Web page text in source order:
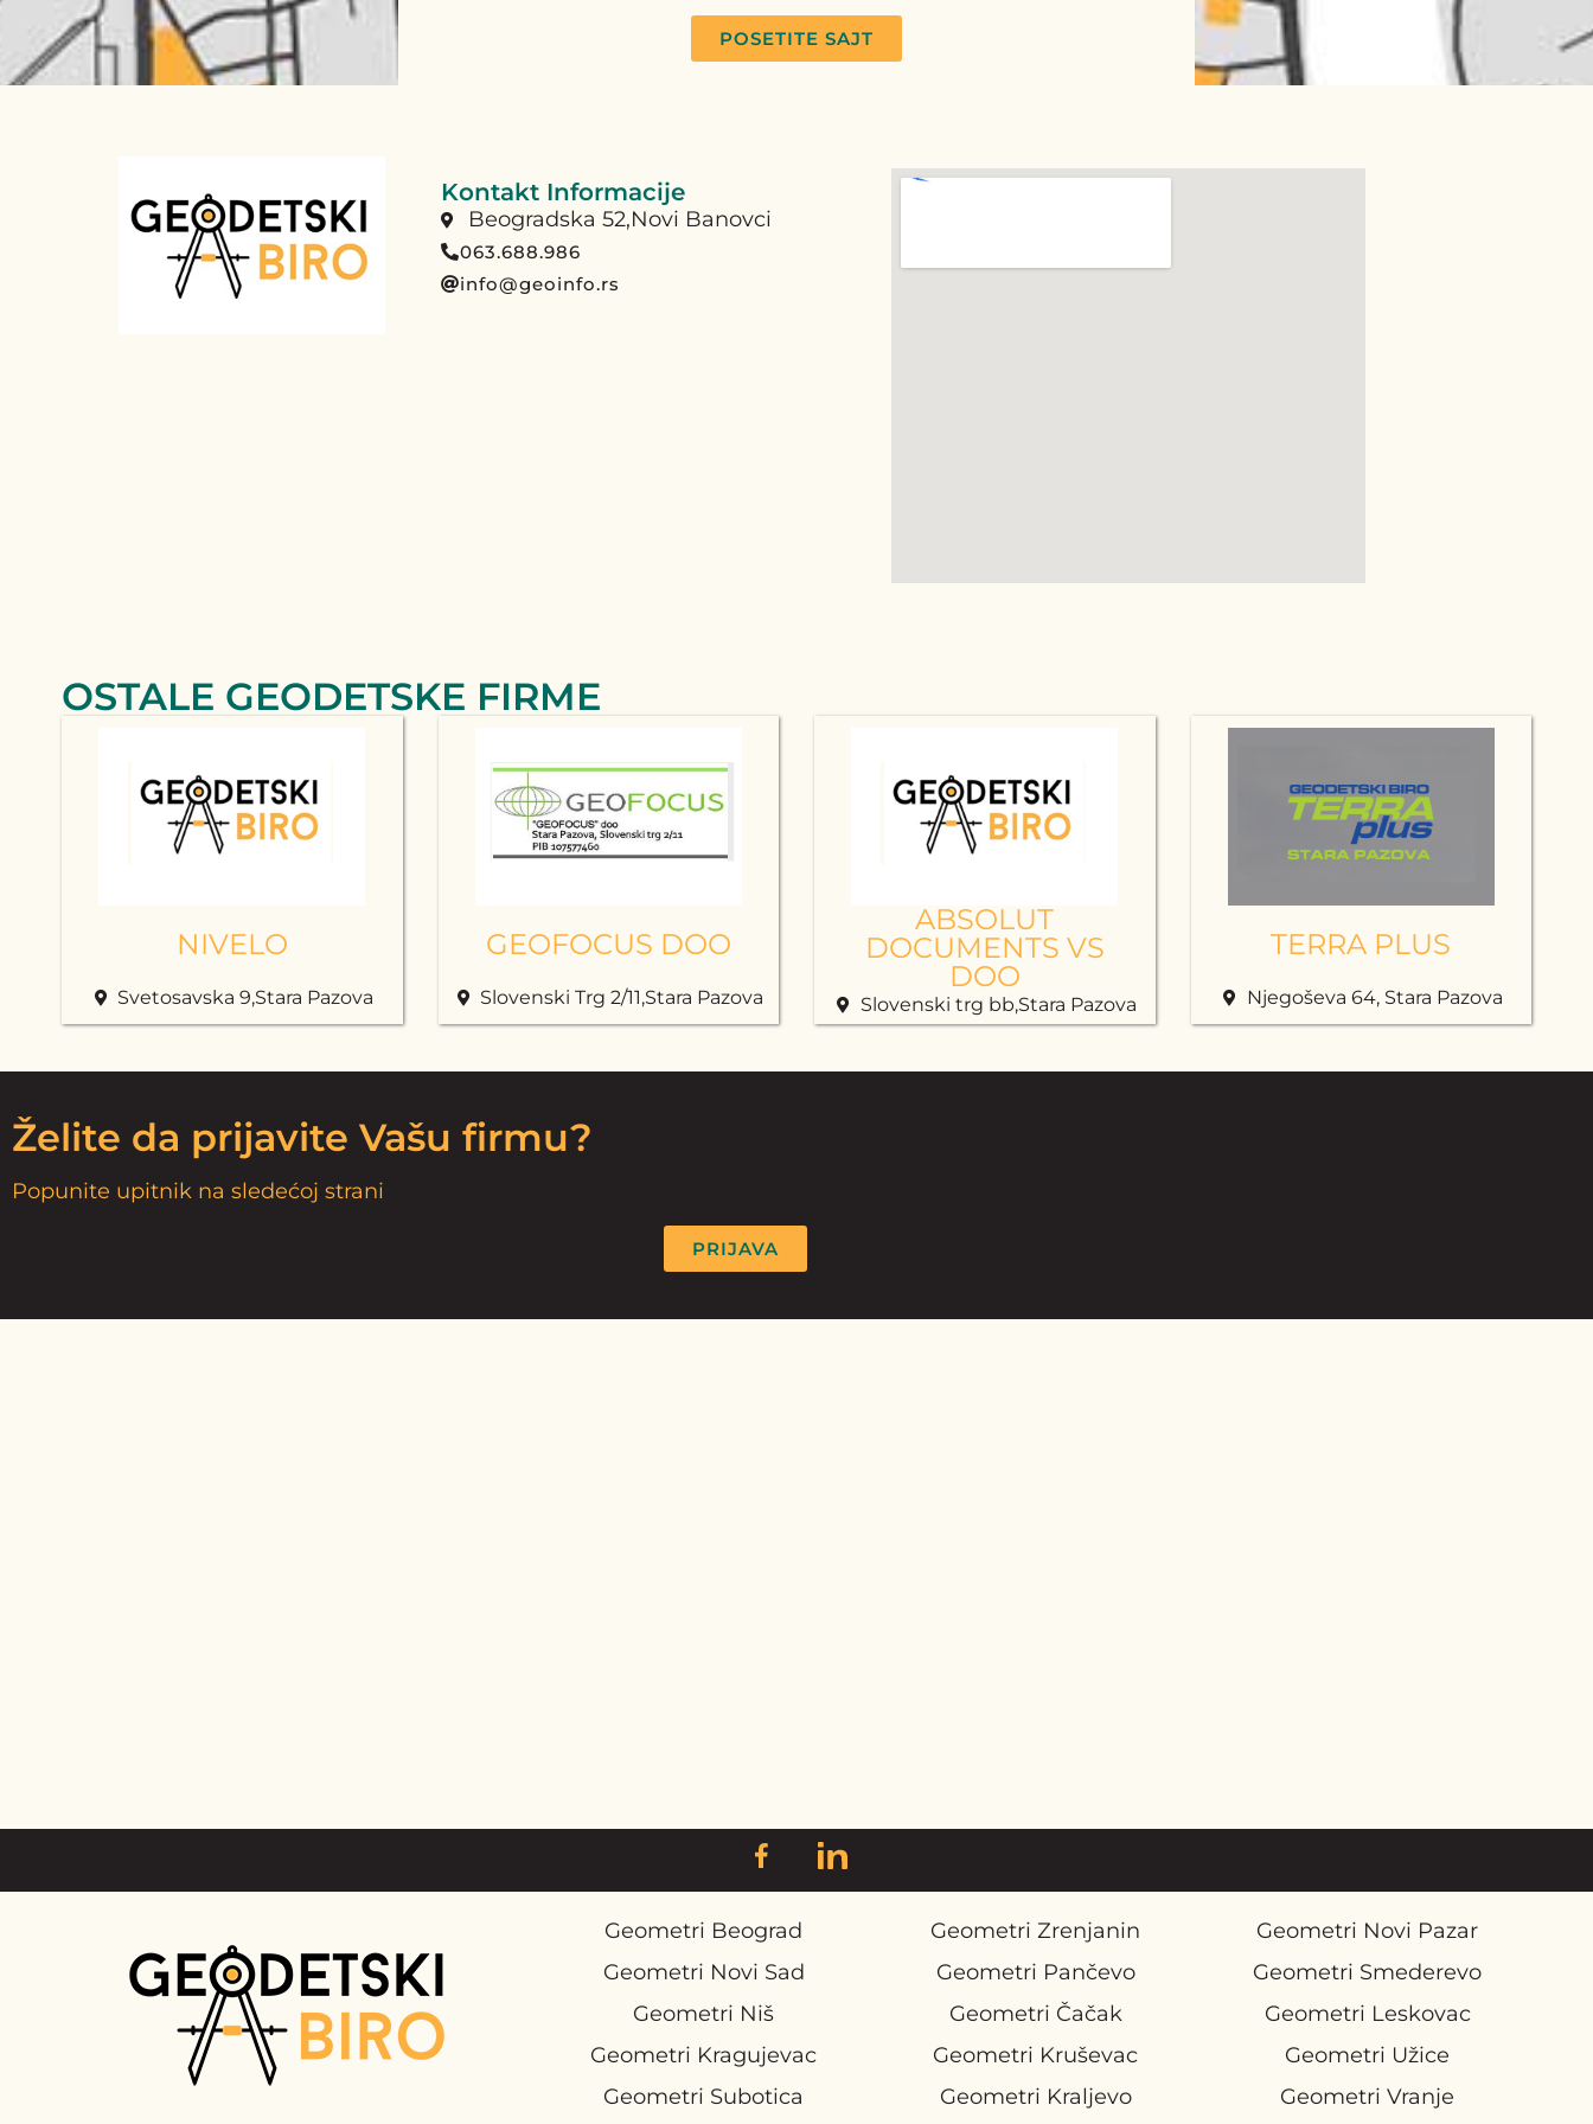
POSETITE SAJT
Kontakt Informacije
Beogradska 52,Novi Banovci
063.688.986
info@geoinfo.rs
OSTALE GEODETSKE FIRME
NIVELO
Svetosavska 9,Stara Pazova
GEOFOCUS DOO
Slovenski Trg 2/11,Stara Pazova
ABSOLUT
DOCUMENTS VS
DOO
Slovenski trg bb,Stara Pazova
TERRA PLUS
Njegoševa 64, Stara Pazova
Želite da prijavite Vašu firmu?
Popunite upitnik na sledećoj strani
PRIJAVA
Geometri Beograd
Geometri Novi Sad
Geometri Niš
Geometri Kragujevac
Geometri Subotica
Geometri Zrenjanin
Geometri Pančevo
Geometri Čačak
Geometri Kruševac
Geometri Kraljevo
Geometri Novi Pazar
Geometri Smederevo
Geometri Leskovac
Geometri Užice
Geometri Vranje